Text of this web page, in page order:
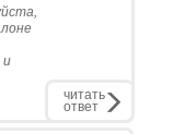
и
читать
ответ